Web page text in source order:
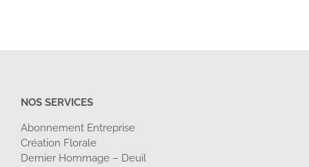
NOS SERVICES
Abonnement Entreprise
Création Florale
Dernier Hommage – Deuil